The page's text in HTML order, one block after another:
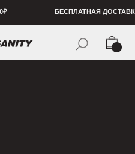
БЕСПЛАТНАЯ ДОСТАВКА ОТ 5000₽